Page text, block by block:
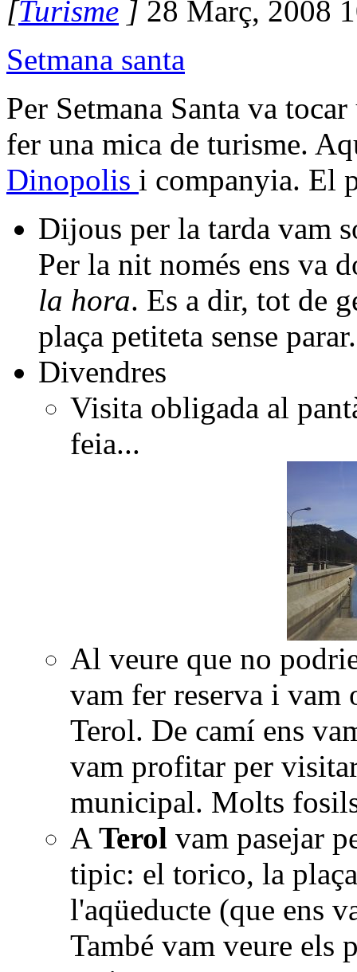
[Turisme ] 28 Març, 2008
Setmana santa
Per Setmana Santa va
fer una mica de turisme.
Dinopolis i companyia. El
Dijous per la tarda vam
Per la nit només ens va
la hora. Es a dir, tot de
plaça petiteta sense
Divendres
Visita obligada al
feia...
Al veure que no
vam fer reserva i
Terol. De camí ens
vam profitar per
municipal. Molts
A Terol vam pasejar
tipic: el torico, la
l'aqüeducte (que ens
També vam veure els